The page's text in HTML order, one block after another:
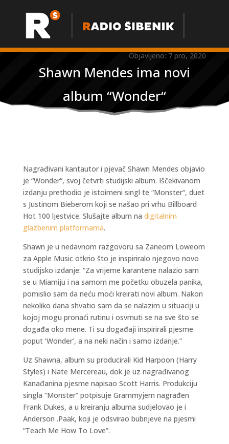
Objavljeno: 7 pro, 2020
Shawn Mendes ima novi
album “Wonder“
Nagrađivani kantautor i pjevač Shawn Mendes objavio
je “Wonder“, svoj četvrti studijski album. Iščekivanom
izdanju prethodio je istoimeni singl te “Monster“, duet
s Justinom Bieberom koji se našao pri vrhu Billboard
Hot 100 ljestvice. Slušajte album na digitalnim
glazbenim platformama.
Shawn je u nedavnom razgovoru sa Zaneom Loweom
za Apple Music otkrio što je inspiriralo njegovo novo
studijsko izdanje: “Za vrijeme karantene nalazio sam
se u Miamiju i na samom me početku obuzela panika,
pomislio sam da neću moći kreirati novi album. Nakon
nekoliko dana shvatio sam da se nalazim u situaciji u
kojoj mogu pronaći rutinu i osvrnuti se na sve što se
događa oko mene. Ti su događaji inspirirali pjesme
poput ‘Wonder’, a na neki način i samo izdanje.”
Uz Shawna, album su producirali Kid Harpoon (Harry
Styles) i Nate Mercereau, dok je uz nagrađivanog
Kanađanina pjesme napisao Scott Harris. Produkciju
singla “Monster” potpisuje Grammyjem nagrađen
Frank Dukes, a u kreiranju albuma sudjelovao je i
Anderson .Paak, koji je odsvirao bubnjeve na pjesmi
“Teach Me How To Love”.